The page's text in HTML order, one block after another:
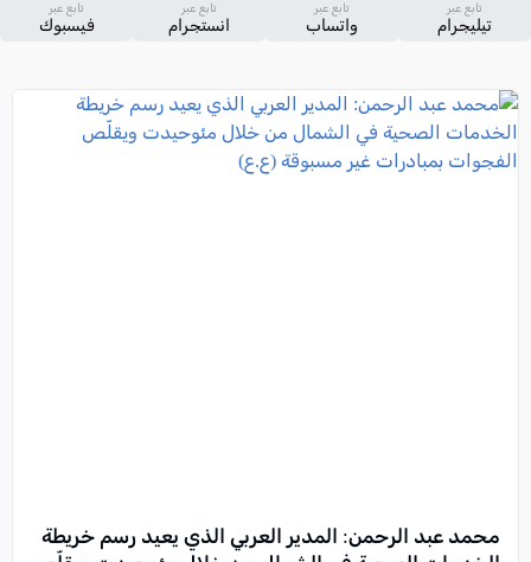
تابع عبر
تيليجرام
تابع عبر
واتساب
تابع عبر
انستجرام
تابع عبر
فيسبوك
محمد عبد الرحمن: المدير العربي الذي يعيد رسم خريطة